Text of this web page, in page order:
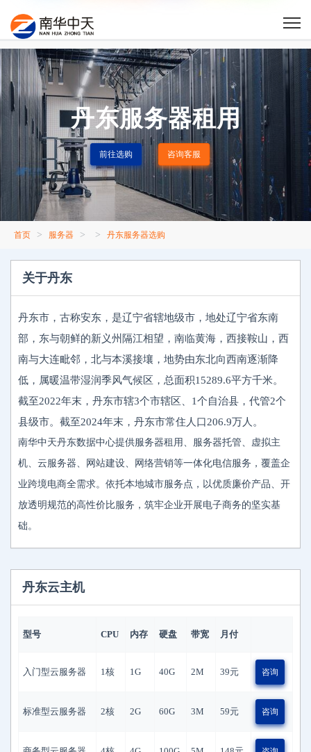
丹东服务器租用
前往选购 咨询客服
首页 > 服务器 > > 丹东服务器选购
关于丹东
丹东市，古称安东，是辽宁省辖地级市，地处辽宁省东南
部，东与朝鲜的新义州隔江相望，南临黄海，西接鞍山，西
南与大连毗邻，北与本溪接壤，地势由东北向西南逐渐降
低，属暖温带湿润季风气候区，总面积15289.6平方千米。
截至2022年末，丹东市辖3个市辖区、1个自治县，代管2个
县级市。截至2024年末，丹东市常住人口206.9万人。
南华中天丹东数据中心提供服务器租用、服务器托管、虚拟主
机、云服务器、网站建设、网络营销等一体化电信服务，覆盖企
业跨境电商全需求。依托本地城市服务点，以优质廉价产品、开
放透明规范的高性价比服务，筑牢企业开展电子商务的坚实基
础。
丹东云主机
型号 CPU 内存 硬盘 带宽 月付
入门型云服务器 1核 1G 40G 2M 39元 咨询
标准型云服务器 2核 2G 60G 3M 59元 咨询